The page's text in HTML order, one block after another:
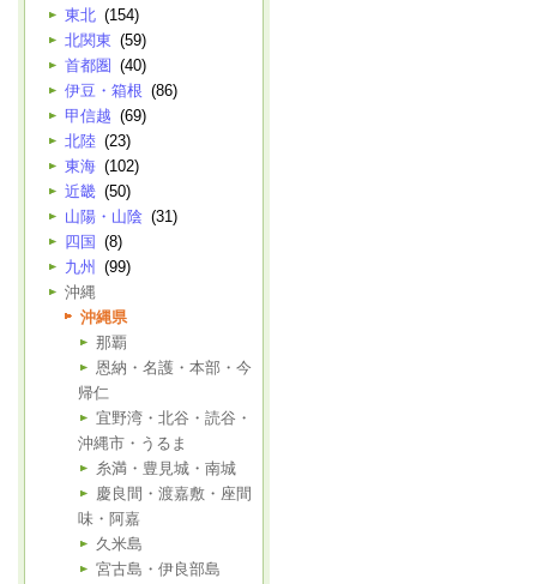
東北 (154)
北関東 (59)
首都圏 (40)
伊豆・箱根 (86)
甲信越 (69)
北陸 (23)
東海 (102)
近畿 (50)
山陽・山陰 (31)
四国 (8)
九州
(99)
沖縄
沖縄県
那覇
恩納・名護・本部・今
帰仁
宜野湾・北谷・読谷・
沖縄市・うるま
糸満・豊見城・南城
慶良間・渡嘉敷・座間
味・阿嘉
久米島
宮古島・伊良部島